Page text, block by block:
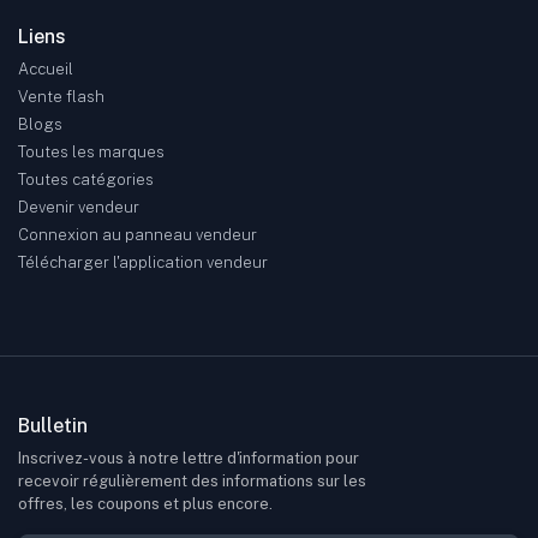
Liens
Accueil
Vente flash
Blogs
Toutes les marques
Toutes catégories
Devenir vendeur
Connexion au panneau vendeur
Télécharger l'application vendeur
Bulletin
Inscrivez-vous à notre lettre d'information pour
recevoir régulièrement des informations sur les
offres, les coupons et plus encore.